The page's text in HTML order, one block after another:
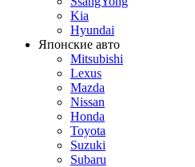
Kia
Hyundai
Японские авто
Mitsubishi
Lexus
Mazda
Nissan
Honda
Toyota
Suzuki
Subaru